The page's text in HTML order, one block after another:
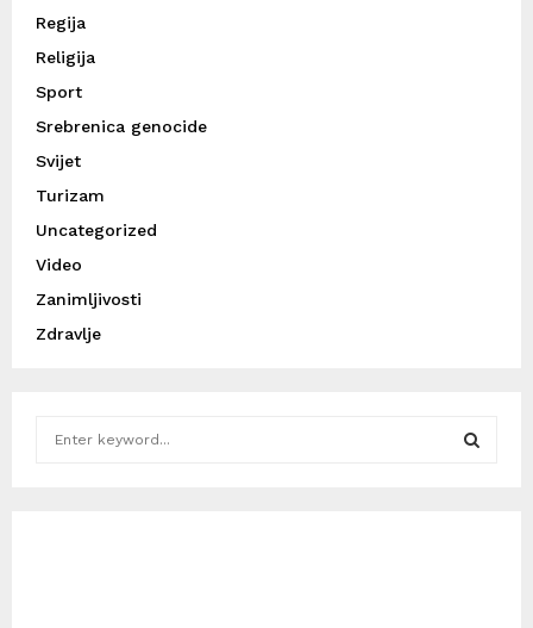
Regija
Religija
Sport
Srebrenica genocide
Svijet
Turizam
Uncategorized
Video
Zanimljivosti
Zdravlje